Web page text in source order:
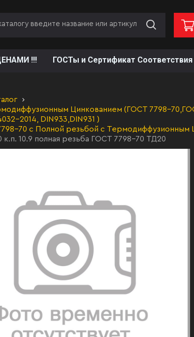
!!! ГОСТы и Сертификат Соответствия
Цинкованием (ГОСТ 7798-
2014, DIN933,DIN931 )
70 с Полной резьбой с Термодиффузионным
к.п. 10.9 полная резьба ГОСТ 7798-70 ТД20